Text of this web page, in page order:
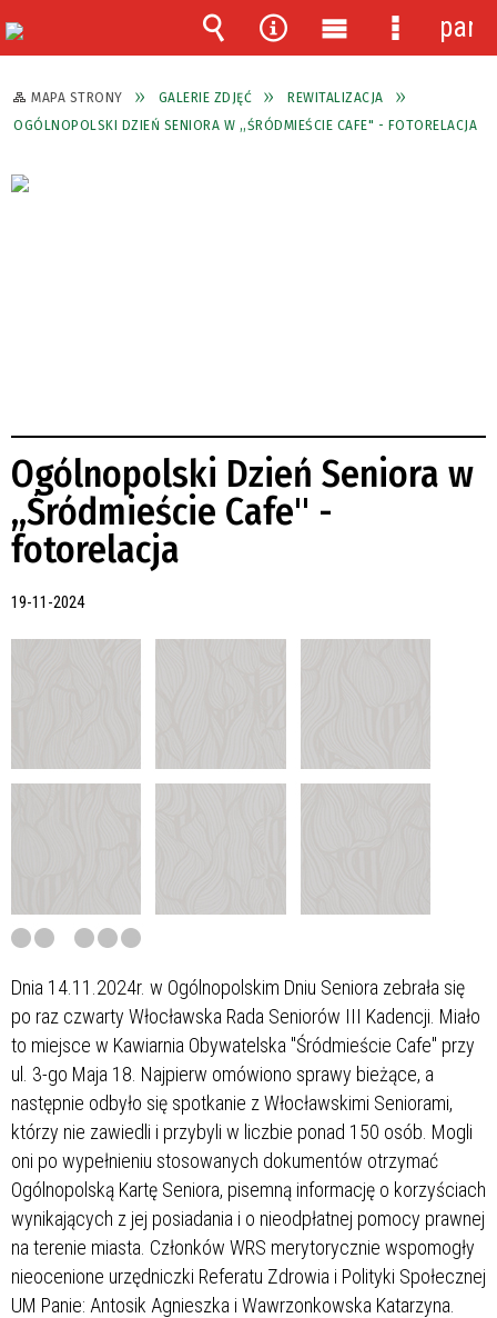
MAPA STRONY GALERIE ZDJĘĆ
REWITALIZACJA
OGÓLNOPOLSKI DZIEŃ SENIORA W ,,ŚRÓDMIEŚCIE CAFE" - FOTORELACJA
Ogólnopolski Dzień Seniora w
,,Śródmieście Cafe" -
fotorelacja
19-11-2024
Dnia 14.11.2024r. w Ogólnopolskim Dniu Seniora zebrała się
po raz czwarty Włocławska Rada Seniorów III Kadencji. Miało
to miejsce w Kawiarnia Obywatelska "Śródmieście Cafe" przy
ul. 3-go Maja 18. Najpierw omówiono sprawy bieżące, a
następnie odbyło się spotkanie z Włocławskimi Seniorami,
którzy nie zawiedli i przybyli w liczbie ponad 150 osób. Mogli
oni po wypełnieniu stosowanych dokumentów otrzymać
Ogólnopolską Kartę Seniora, pisemną informację o korzyściach
wynikających z jej posiadania i o nieodpłatnej pomocy prawnej
na terenie miasta. Członków WRS merytorycznie wspomogły
nieocenione urzędniczki Referatu Zdrowia i Polityki Społecznej
UM Panie: Antosik Agnieszka i Wawrzonkowska Katarzyna.
Wyszukiwarka
Narzędzia
Menu
główne
Menu